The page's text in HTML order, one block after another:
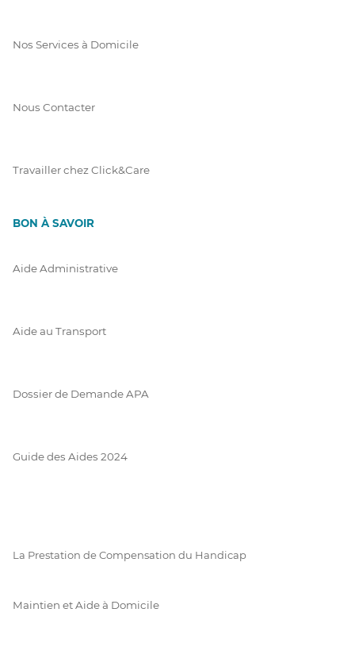
Nos Services à Domicile
Nous Contacter
Travailler chez Click&Care
BON À SAVOIR
Aide Administrative
Aide au Transport
Dossier de Demande APA
Guide des Aides 2024
La Prestation de Compensation du Handicap
Maintien et Aide à Domicile